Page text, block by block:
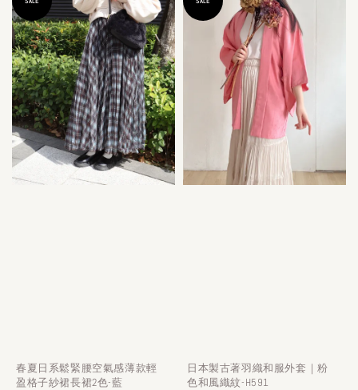
春夏日系鬆緊腰空氣感薄款輕
盈格子紗裙長裙2色-藍
日本製古著羽織和服外套｜粉
色和風織紋-H591